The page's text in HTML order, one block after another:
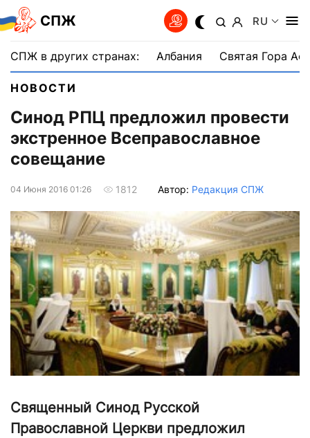
СПЖ RU
СПЖ в других странах: Албания Святая Гора
НОВОСТИ
Синод РПЦ предложил провести
экстренное Всеправославное
совещание
04 Июня 2016 01:26 1812 Автор: Редакция СПЖ
Священный Синод Русской
Православной Церкви предложил